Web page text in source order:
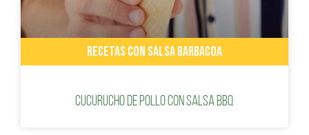
RECETAS CON SALSA BARBACOA
Cucurucho de pollo con salsa BBQ